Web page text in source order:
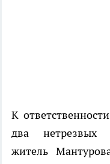
К
два нетрезвых
житель